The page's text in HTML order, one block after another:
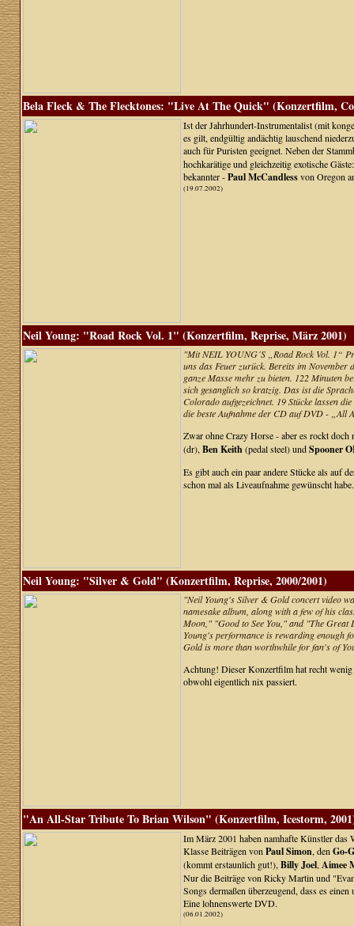
Bela Fleck & The Flecktones: "Live At The Quick" (Konzertfilm,
Ist der Jahrhundert-Instrumentalist (mit
es gilt, endgültig andächtig lauschend
auch für Puristen geeignet. Neben der
hochkarätige und gleichzeitig exotische
bekannter -Paul McCandlessvon Oregon
(19.07.2002)
Neil Young: "Road Rock Vol. 1" (Konzertfilm, Reprise, März 2001)
"Mit NEIL YOUNG´S „Road Rock Vol. 1“
uns das Feuer zurück. Bereits im November
ganze Masse mehr zu bieten. 122 Minuten
sich gesanglich so kratzig. Das ist die
Colorado aufgezeichnet. 19 Stücke lassen
die beste Aufnahme der CD auf DVD - „All
Zwar ohne Crazy Horse - aber es rockt
(dr), Ben Keith (pedal steel) undSpooner
Es gibt auch ein paar andere Stücke als auf
schon mal als Liveaufnahme gewünscht habe.
Neil Young: "Silver & Gold" (Konzertfilm, Reprise, 2000/2001)
"Neil Young's Silver & Gold concert video
namesake album, along with a few of his
Moon," "Good to See You," and "The Great
Young's performance is rewarding enough
Gold is more than worthwhile for fan's of
Achtung! Dieser Konzertfilm hat recht
obwohl eigentlich nix passiert.
"An All-Star Tribute To Brian Wilson" (Konzertfilm, Icestorm,
Im März 2001 haben namhafte Künstler
Klasse Beiträgen von Paul Simon, den Go-
(kommt erstaunlich gut!),Billy Joel, Aimee
Nur die Beiträge von Ricky Martin und
Songs dermaßen überzeugend, dass es
Eine lohnenswerte DVD.
(06.01.2002)